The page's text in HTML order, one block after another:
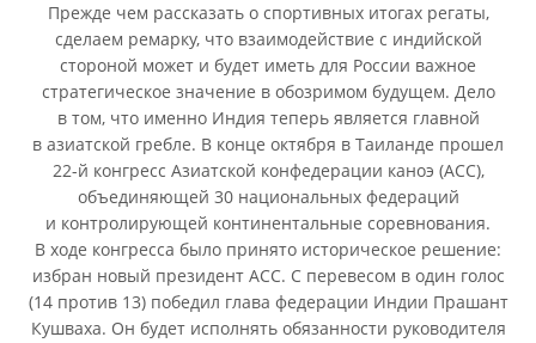
Прежде чем рассказать о спортивных итогах регаты,
сделаем ремарку, что взаимодействие с индийской
стороной может и будет иметь для России важное
стратегическое значение в обозримом будущем. Дело
в том, что именно Индия теперь является главной
в азиатской гребле. В конце октября в Таиланде прошел
22-й конгресс Азиатской конфедерации каноэ (АСС),
объединяющей 30 национальных федераций
и контролирующей континентальные соревнования.
В ходе конгресса было принято историческое решение:
избран новый президент АСС. С перевесом в один голос
(14 против 13) победил глава федерации Индии Прашант
Кушваха. Он будет исполнять обязанности руководителя